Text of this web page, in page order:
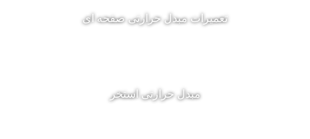
تعمیرات مبدل حرارتی صفحه ای
مبدل حرارتی استخر